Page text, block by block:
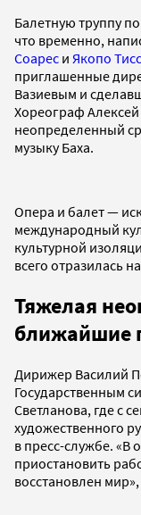
Балетную труппу
что временно,
Соарес и Якопо
приглашенные
Вазиевым и
Хореограф
неопределенный
музыку Баха.
Опера и балет —
международный
культурной
всего отразилась
Тяжелая
ближайшие
Дирижер Василий
Государственным
Светланова, где с
художественного
в пресс-службе. «В
приостановить
восстановлен